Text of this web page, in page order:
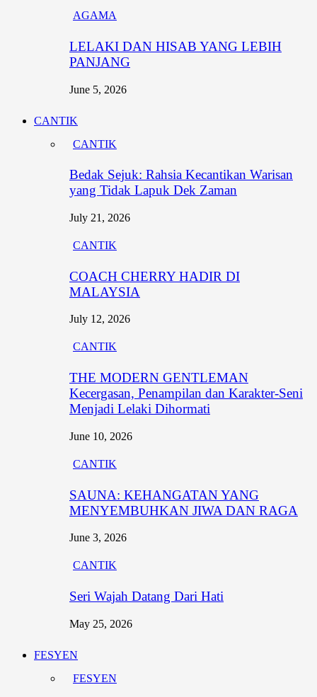
AGAMA
LELAKI DAN HISAB YANG LEBIH
PANJANG
June 5, 2026
CANTIK
CANTIK
Bedak Sejuk: Rahsia Kecantikan Warisan
yang Tidak Lapuk Dek Zaman
July 21, 2026
CANTIK
COACH CHERRY HADIR DI
MALAYSIA
July 12, 2026
CANTIK
THE MODERN GENTLEMAN
Kecergasan, Penampilan dan Karakter-Seni
Menjadi Lelaki Dihormati
June 10, 2026
CANTIK
SAUNA: KEHANGATAN YANG
MENYEMBUHKAN JIWA DAN RAGA
June 3, 2026
CANTIK
Seri Wajah Datang Dari Hati
May 25, 2026
FESYEN
FESYEN